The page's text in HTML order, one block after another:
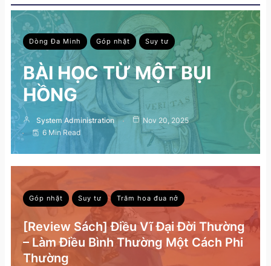
Dòng Đa Minh Góp nhặt Suy tư
BÀI HỌC TỪ MỘT BỤI
HỒNG
System Administration
Nov 20, 2025
6 Min Read
Góp nhặt Suy tư Trăm hoa đua nở
[Review Sách] Điều Vĩ Đại Đời Thường
– Làm Điều Bình Thường Một Cách Phi
Thường